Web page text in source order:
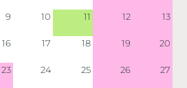
9 10 11 12 13
16 17 18 19 20
23 24 25 26 27